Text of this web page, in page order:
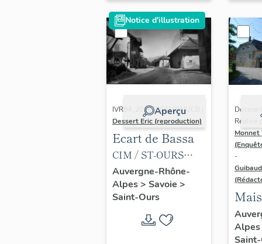
imprimeur), 2e
moitié 20e siècle
(Collection
particulière).
Notice d'illustration
Aperçu
IVR84_20167303105NUCB |
Dessert Eric (reproduction)
Ecart de Bassa
CIM / ST-OURS
(Savoie) 21 – Le
Carrefour
COMBIER IMP.
MACON (S. – et - L.).
Auvergne-Rhône-
Alpes> Savoie >
Saint-Ours
Dossier
Réalisé
Monnet
-
la
Alpes